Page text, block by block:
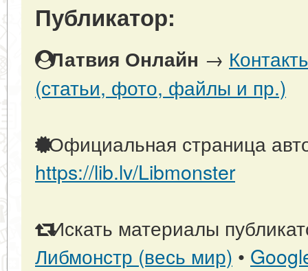
Публикатор:
Латвия Онлайн →
(статьи, фото, файлы и пр.)
Официальная страница
https://lib.lv/Libmonster
Искать материалы
Либмонстр (весь мир) •